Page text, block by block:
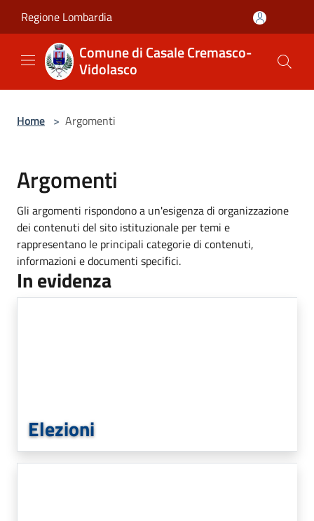
Regione Lombardia
Comune di Casale Cremasco-
Vidolasco
Home > Argomenti
Argomenti
Gli argomenti rispondono a un'esigenza di organizzazione
dei contenuti del sito istituzionale per temi e
rappresentano le principali categorie di contenuti,
informazioni e documenti specifici.
In evidenza
Elezioni